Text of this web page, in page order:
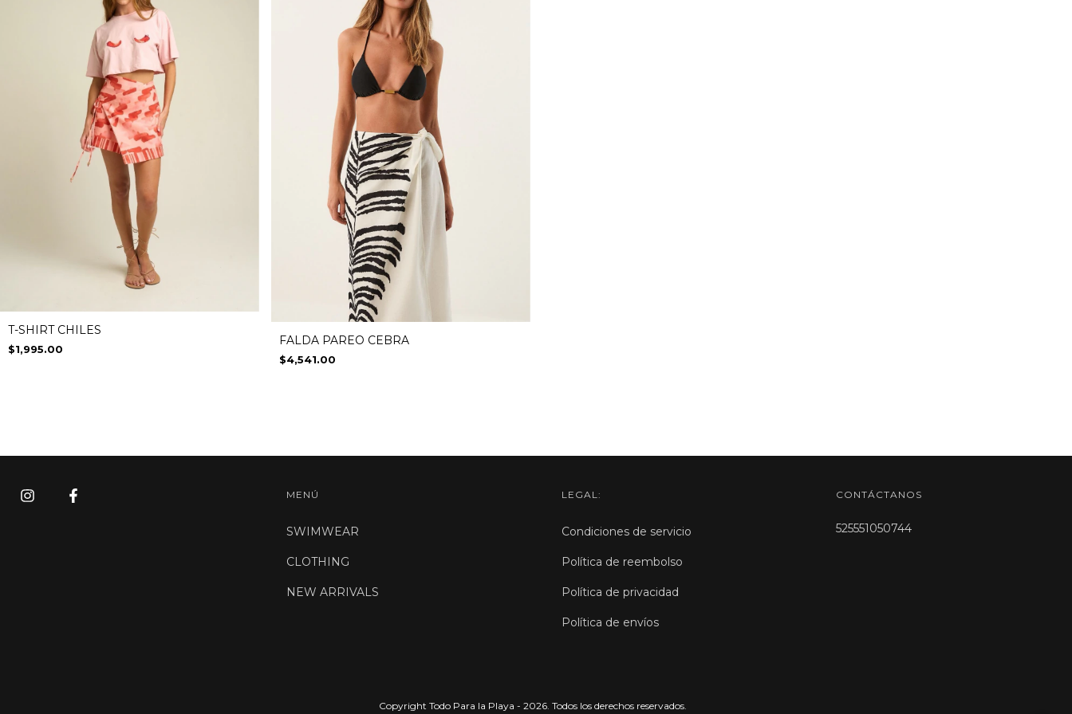
T-SHIRT CHILES
$1,995.00
FALDA PAREO CEBRA
$4,541.00
MENÚ
SWIMWEAR
CLOTHING
NEW ARRIVALS
LEGAL:
Condiciones de servicio
Política de reembolso
Política de privacidad
Política de envíos
CONTÁCTANOS
525551050744
Copyright Todo Para la Playa - 2026. Todos los derechos reservados.